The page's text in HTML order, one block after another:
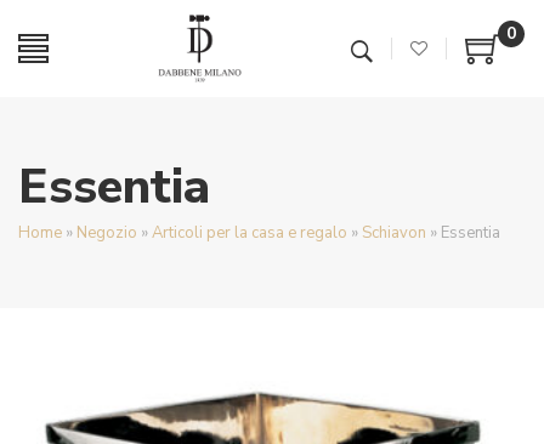
0
Essentia
Home » Negozio »Articoli per la casa e regalo » Schiavon » Essentia